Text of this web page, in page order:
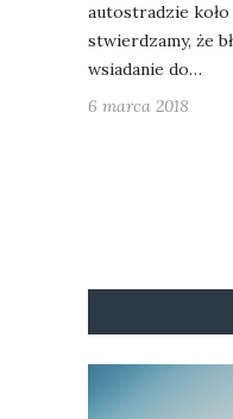
autostradzie koło
stwierdzamy, że
wsiadanie do…
6 marca 2018